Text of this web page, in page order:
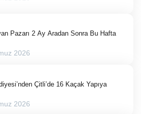
Pazarı 2 Ay Aradan Sonra Bu Hafta
2026
Çitli’de 16 Kaçak Yapıya
2026